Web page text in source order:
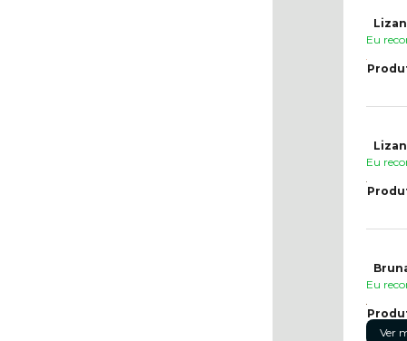
Eu
Eu
Eu
Ver